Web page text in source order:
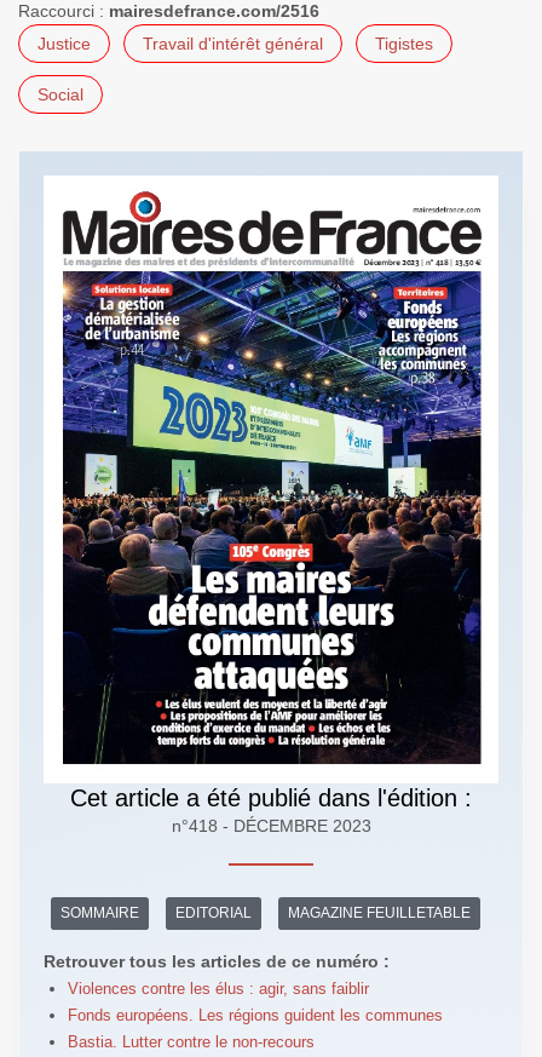
Raccourci : mairesdefrance.com/2516
Justice
Travail d'intérêt général Tigistes
Social
Cet article a été publié dans l'édition :
n°418 - DÉCEMBRE 2023
SOMMAIRE EDITORIAL MAGAZINE FEUILLETABLE
Retrouver tous les articles de ce numéro :
Violences contre les élus : agir, sans faiblir
Fonds européens. Les régions guident les communes
Bastia. Lutter contre le non-recours